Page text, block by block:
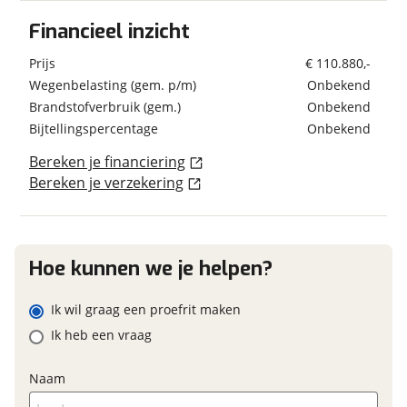
Geschiedenis
Voertuig heeft
schadeverleden
Voormalig verhuurvoertuig
Prijs
€ 110.880,-
BTW/marge
BTW
Financieel inzicht
Prijs
€ 110.880,-
Wegenbelasting (gem. p/m)
Onbekend
Brandstofverbruik (gem.)
Onbekend
Bijtellingspercentage
Onbekend
Bereken je financiering
Bereken je verzekering
Combicassettes
Dakluik groot
Hordeur
Huishoudaccu Aantal 1
Luifel Type cassetteluifel
Verduistering cabine
Koelkast
Uitschuifbaar werkblad
Vriesvak
Onderstel/cabine
Schatting kilometerstand
Eventuele bijzonderheden (optioneel)
Klik hier om foto's te uploaden
(optioneel)
Jouw contactgegevens
Naam
Hoe kunnen we je helpen?
Ik wil graag een proefrit maken
Ik heb een vraag
Naam